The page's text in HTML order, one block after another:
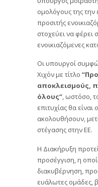
ομολόγους της την
προσιτής
στοχεύει να φέρει
ενοικιαζόμενες
Οι υπουργοί
Χιχόν με τίτλο
αποκλεισμούς,
όλους”, ωστόσο,
επιτυχίας θα
ακολουθήσουν,
στέγασης στην ΕΕ.
Η Διακήρυξη
προσέγγιση, η
διακυβέρνηση,
ευάλωτες ομάδες,